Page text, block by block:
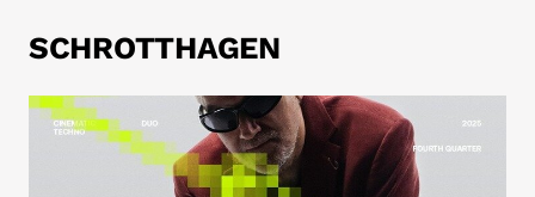
SCHROTTHAGEN